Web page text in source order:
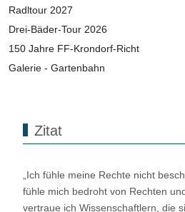
Radltour 2027
Drei-Bäder-Tour 2026
150 Jahre FF-Krondorf-Richt
Galerie - Gartenbahn
Zitat
„Ich fühle meine Rechte nicht
fühle mich bedroht von Rechten
vertraue ich Wissenschaftlern, die